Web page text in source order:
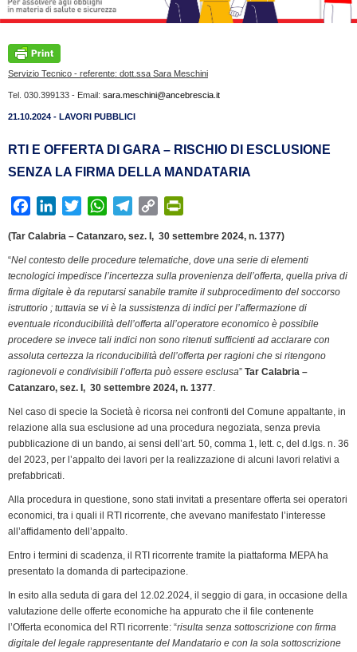
Servizio Tecnico - referente: dott.ssa Sara Meschini
Tel. 030.399133 - Email: sara.meschini@ancebrescia.it
21.10.2024 - LAVORI PUBBLICI
RTI E OFFERTA DI GARA – RISCHIO DI ESCLUSIONE
SENZA LA FIRMA DELLA MANDATARIA
c
e
b
o
k
n
k
e
I
n
i
t
t
r
W
a
t
s
A
p
p
l
e
g
a
m
C
p
y
L
n
k
i
n
t
F
r
i
e
n
l
y
(Tar Calabria – Catanzaro, sez. I, 30 settembre 2024, n. 1377)
“Nel contesto delle procedure telematiche, dove una serie di elementi
tecnologici impedisce l’incertezza sulla provenienza dell’offerta, quella priva di
firma digitale è da reputarsi sanabile tramite il subprocedimento del soccorso
istruttorio ; tuttavia se vi è la sussistenza di indici per l’affermazione di
eventuale riconducibilità dell’offerta all’operatore economico è possibile
procedere se invece tali indici non sono ritenuti sufficienti ad acclarare con
assoluta certezza la riconducibilità dell’offerta per ragioni che si ritengono
ragionevoli e condivisibili l’offerta può essere esclusa” Tar Calabria –
Catanzaro, sez. I, 30 settembre 2024, n. 1377.
Nel caso di specie la Società è ricorsa nei confronti del Comune appaltante, in
relazione alla sua esclusione ad una procedura negoziata, senza previa
pubblicazione di un bando, ai sensi dell’art. 50, comma 1, lett. c, del d.lgs. n. 36
del 2023, per l’appalto dei lavori per la realizzazione di alcuni lavori relativi a
prefabbricati.
Alla procedura in questione, sono stati invitati a presentare offerta sei operatori
economici, tra i quali il RTI ricorrente, che avevano manifestato l’interesse
all’affidamento dell’appalto.
Entro i termini di scadenza, il RTI ricorrente tramite la piattaforma MEPA ha
presentato la domanda di partecipazione.
In esito alla seduta di gara del 12.02.2024, il seggio di gara, in occasione della
valutazione delle offerte economiche ha appurato che il file contenente
l’Offerta economica del RTI ricorrente: “risulta senza sottoscrizione con firma
digitale del legale rappresentante del Mandatario e con la sola sottoscrizione